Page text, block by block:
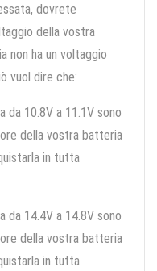
dovrete
della vostra
non ha un voltaggio
vuol dire che:
da 10.8V a 11.1V sono
della vostra batteria
in tutta
da 14.4V a 14.8V sono
della vostra batteria
in tutta